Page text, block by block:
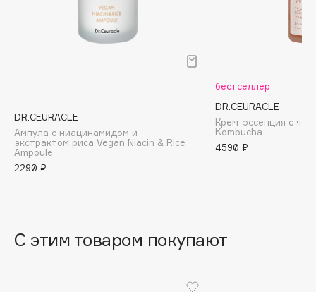
Basicare
Batiste
Beauty Bomb
Bebble
DR.CEURACLE
Ампула с ниацинамидом и
экстрактом риса Vegan Niacin & Rice
Ampoule
2290 ₽
бестселлер
DR.CEURACLE
Крем-эссенция с
Kombucha
4590 ₽
С этим товаром покупают